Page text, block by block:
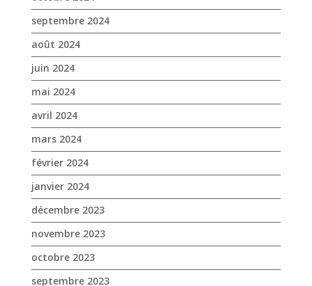
avril 2024
mars 2024
février 2024
janvier 2024
décembre 2023
novembre 2023
octobre 2023
septembre 2023
août 2023
juin 2023
mai 2023
avril 2023